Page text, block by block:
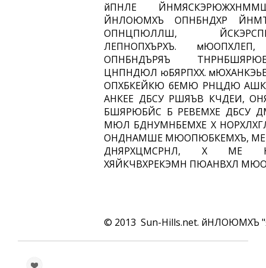
йПНЛЕ
ЙНЛОЮМХЪ ОПНБНДХР
ОПНЦПЮЛЛШ,
ЛЕПНОПХЪРХЪ.
ОПНБНДЪРЯЪ
ЦНПНДЮЛ юБЯРПХХ.
ОПХБКЕЙКЮ бЕМЮ РНЦДЮ
АНКЕЕ ДБСУ РШЯЪВ КЧДЕИ,
БШЯРЮБЙС Б РЕВЕМХЕ ДБСУ
МЮЛ БДНУМНБЕМХЕ Х
ОНДНАМШЕ МЮОПЮБКЕМХЪ,
ДНЯРХЦМСРНЛ, Х МЕ
ХЯЙКЧВХРЕКЭМН ПЮАНВХЛ
© 2013 Sun-Hills.net.